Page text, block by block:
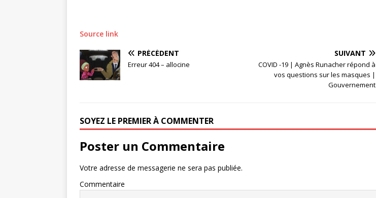
Source link
PRÉCÉDENT
Erreur 404 – allocine
SUIVANT
COVID -19 | Agnès Runacher répond à
vos questions sur les masques |
Gouvernement
SOYEZ LE PREMIER À COMMENTER
Poster un Commentaire
Votre adresse de messagerie ne sera pas publiée.
Commentaire